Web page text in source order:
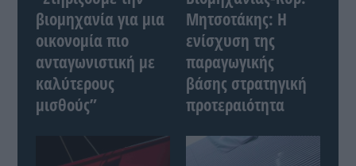
βιομηχανία για μια
οικονομία πιο
ανταγωνιστική με
καλύτερους
μισθούς”
Μητσοτάκης: Η
ενίσχυση της
παραγωγικής
βάσης στρατηγική
προτεραιότητα